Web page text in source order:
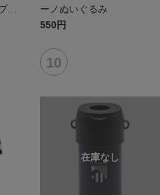
リ
ーノぬいぐるみ
550円